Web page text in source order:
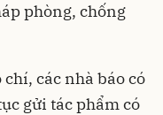
phòng, chống
các nhà báo có
gửi tác phẩm có